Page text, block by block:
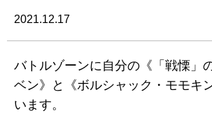
2021.12.17
バトルゾーンに自分の《「戦慄」
ベン》と《ボルシャック・モモキ
います。